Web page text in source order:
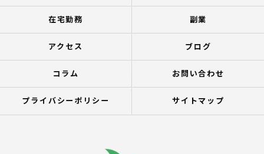
在宅勤務 副業
アクセス ブログ
コラム お問い合わせ
プライバシーポリシー サイトマップ